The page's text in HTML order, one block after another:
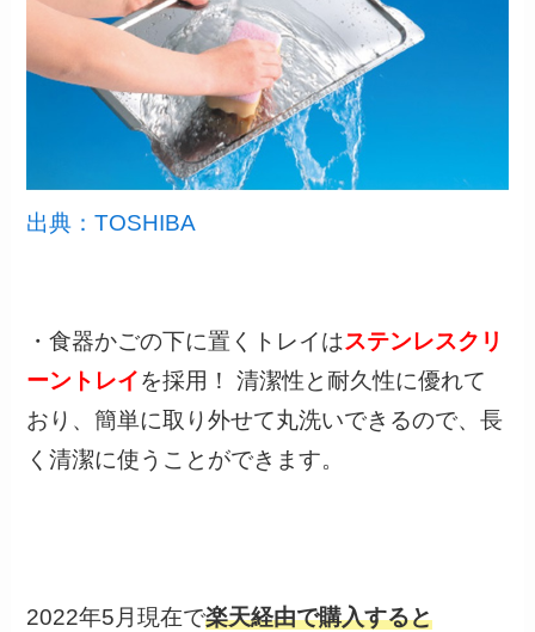
出典：TOSHIBA
・食器かごの下に置くトレイはステンレスクリ
ーントレイを採用！ 清潔性と耐久性に優れて
おり、簡単に取り外せて丸洗いできるので、長
く清潔に使うことができます。
2022年5月現在で楽天経由で購入すると